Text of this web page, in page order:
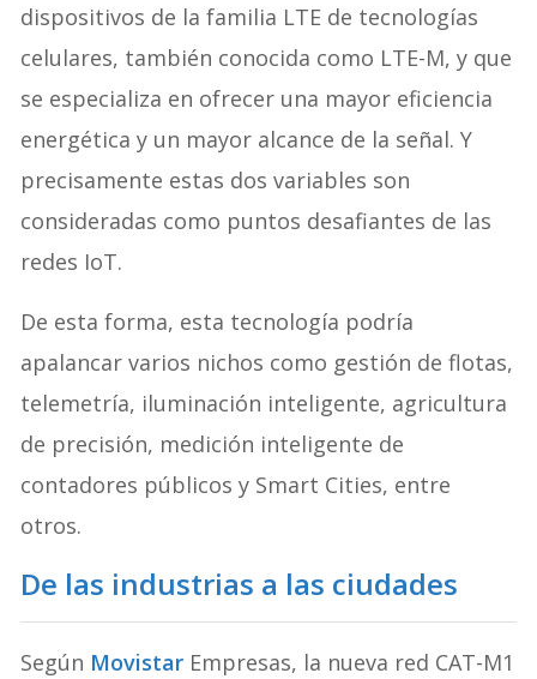
dispositivos de la familia LTE de tecnologías
celulares, también conocida como LTE-M, y que
se especializa en ofrecer una mayor eficiencia
energética y un mayor alcance de la señal. Y
precisamente estas dos variables son
consideradas como puntos desafiantes de las
redes IoT.
De esta forma, esta tecnología podría
apalancar varios nichos como gestión de flotas,
telemetría, iluminación inteligente, agricultura
de precisión, medición inteligente de
contadores públicos y Smart Cities, entre
otros.
De las industrias a las ciudades
Según Movistar Empresas, la nueva red CAT-M1